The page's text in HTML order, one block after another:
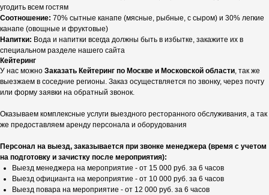
угодить всем гостям
Соотношение: 70% сытные канапе (мясные, рыбные, с сыром) и 30% легкие
канапе (овощные и фруктовые)
Напитки: Вода и напитки всегда должны быть в избытке, закажите их в
специальном разделе нашего сайта
Кейтеринг
У нас можно Заказать Кейтеринг по Москве и Московской области, так же
выезжаем в соседние регионы. Заказ осуществляется по звонку, через почту
или форму заявки на обратный звонок.
Оказываем комплексные услуги выездного ресторанного обслуживания, а так
же предоставляем аренду персонала и оборудования
Персонал на выезд, заказывается при звонке менеджера (время с учетом
на подготовку и зачистку после мероприятия):
Выезд менеджера на мероприятие - от 15 000 руб. за 6 часов
Выезд официанта на мероприятие - от 10 000 руб. за 6 часов
Выезд повара на мероприятие - от 12 000 руб. за 6 часов